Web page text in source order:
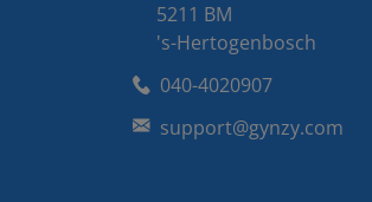
5211 BM
's-Hertogenbosch
040-4020907
support@gynzy.com